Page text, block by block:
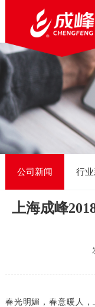
公司新闻 行业
上海成峰
春光明媚，春意暖人